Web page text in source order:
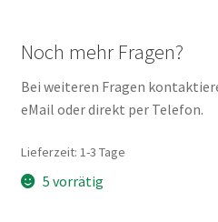
Noch mehr Fragen?
Bei weiteren Fragen
eMail oder direkt per Telefon.
Lieferzeit: 1-3 Tage
5 vorrätig